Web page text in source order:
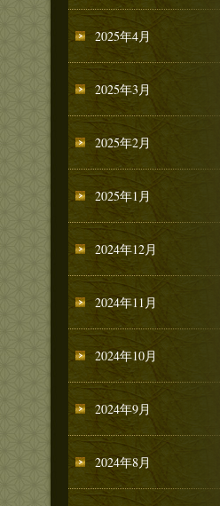
2025年4月
2025年3月
2025年2月
2025年1月
2024年12月
2024年11月
2024年10月
2024年9月
2024年8月